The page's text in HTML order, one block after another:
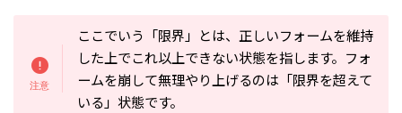
ここでいう「限界」とは、正しいフォームを維持
した上でこれ以上できない状態を指します。フォ
ームを崩して無理やり上げるのは「限界を超えて
いる」状態です。